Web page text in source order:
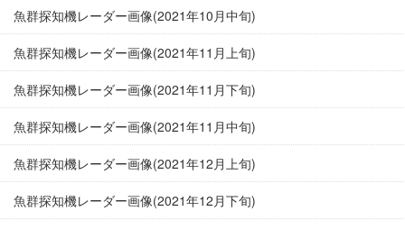
魚群探知機レーダー画像(2021年10月中旬)
魚群探知機レーダー画像(2021年11月上旬)
魚群探知機レーダー画像(2021年11月下旬)
魚群探知機レーダー画像(2021年11月中旬)
魚群探知機レーダー画像(2021年12月上旬)
魚群探知機レーダー画像(2021年12月下旬)